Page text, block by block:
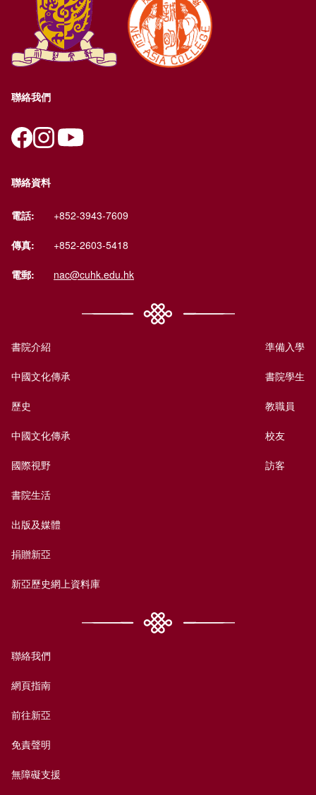
聯絡我們
聯絡資料
電話: +852-3943-7609
傳真: +852-2603-5418
電郵: nac@cuhk.edu.hk
書院介紹
中國文化傳承
歷史
中國文化傳承
國際視野
書院生活
出版及媒體
捐贈新亞
新亞歷史網上資料庫
準備入學
書院學生
教職員
校友
訪客
聯絡我們
網頁指南
前往新亞
免責聲明
無障礙支援